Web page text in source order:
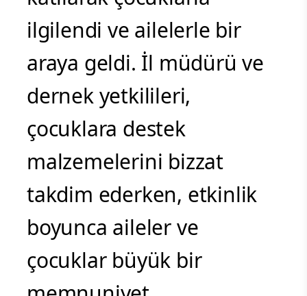
sağlandı.Yardım
dağıtımına Aile ve Sosyal
Hizmetler İl Müdürü
Özgür Kırmızıtaş da
katılarak çocuklarla
ilgilendi ve ailelerle bir
araya geldi. İl müdürü ve
dernek yetkilileri,
çocuklara destek